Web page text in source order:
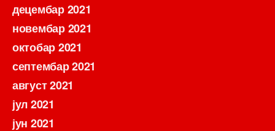
децембар 2021
новембар 2021
октобар 2021
септембар 2021
август 2021
јул 2021
јун 2021